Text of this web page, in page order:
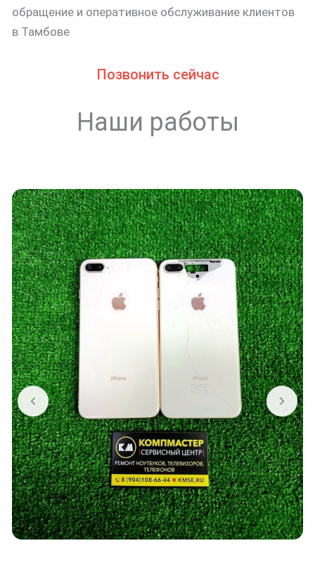
обращение и оперативное обслуживание клиентов
в Тамбове
Позвонить сейчас
Наши работы